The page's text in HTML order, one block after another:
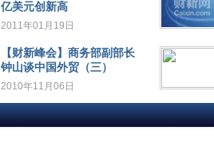
亿美元创新高
2011年01月19日
【财新峰会】商务部副部长
钟山谈中国外贸（三）
2010年11月06日